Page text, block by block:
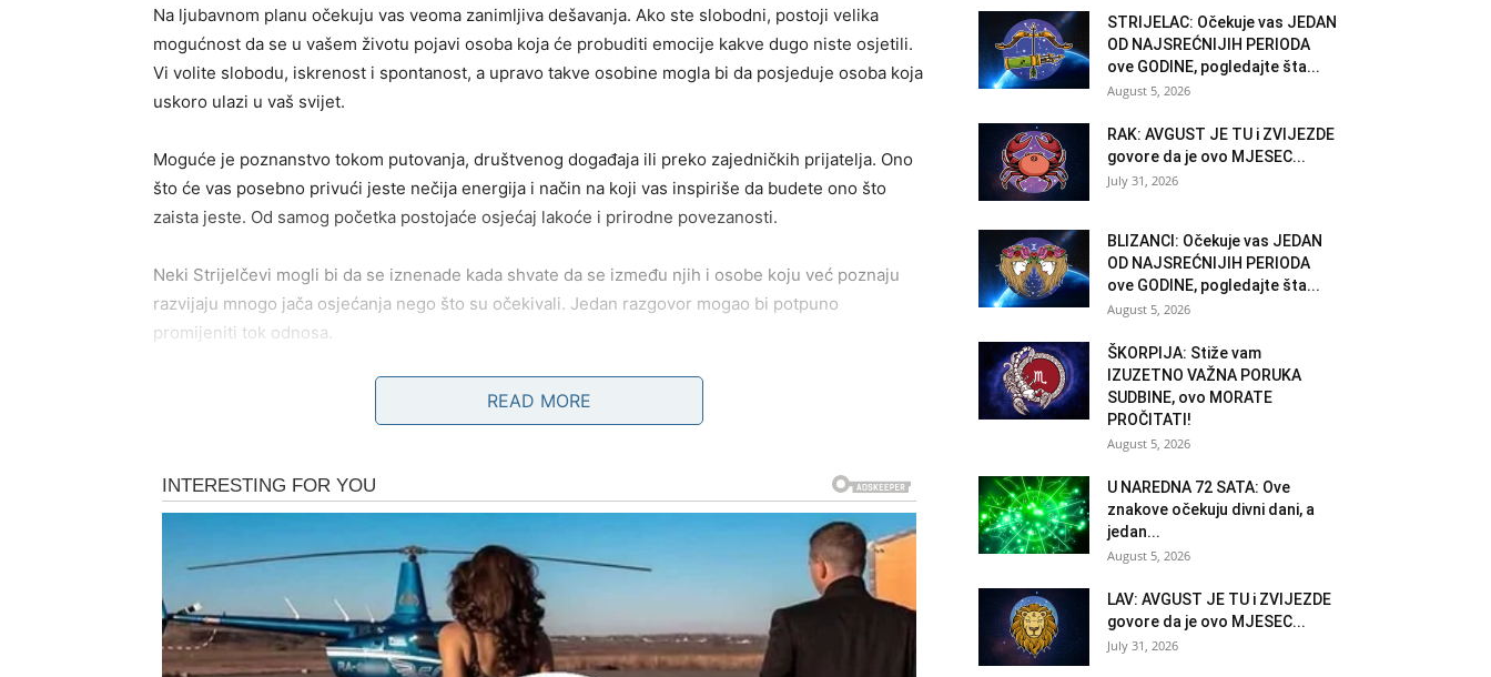
Na ljubavnom planu očekuju vas veoma zanimljiva dešavanja. Ako ste slobodni, postoji velika
mogućnost da se u vašem životu pojavi osoba koja će probuditi emocije kakve dugo niste osjetili.
Vi volite slobodu, iskrenost i spontanost, a upravo takve osobine mogla bi da posjeduje osoba koja
uskoro ulazi u vaš svijet.
Moguće je poznanstvo tokom putovanja, društvenog događaja ili preko zajedničkih prijatelja. Ono
što će vas posebno privući jeste nečija energija i način na koji vas inspiriše da budete ono što
zaista jeste. Od samog početka postojaće osjećaj lakoće i prirodne povezanosti.
Neki Strijelčevi mogli bi da se iznenade kada shvate da se između njih i osobe koju već poznaju
razvijaju mnogo jača osjećanja nego što su očekivali. Jedan razgovor mogao bi potpuno
promijeniti tok odnosa.
Za zauzete pripadnike ovog znaka dolazi period osvježenja u vezi ili braku. Ako je rutina počela da
utiče na odnos, sada dolaze trenuci koji će vas ponovo zbližiti. Partner će pokazati više
Finansije se popravljaju kroz neočekivane prilike
Kada je riječ o novcu, pred vama je period koji može donijeti veliko olakšanje. Možda ste imali
osjećaj da određene finansijske želje stoje na mjestu ili da troškovi dolaze brže nego prihodi.
Međutim, sudbina vam sada šalje priliku koja bi mogla promijeniti takvu situaciju.
READ MORE
STRIJELAC: Očekuje vas JEDAN
OD NAJSREĆNIJIH PERIODA
ove GODINE, pogledajte šta...
August 5, 2026
RAK: AVGUST JE TU i ZVIJEZDE
govore da je ovo MJESEC...
July 31, 2026
BLIZANCI: Očekuje vas JEDAN
OD NAJSREĆNIJIH PERIODA
ove GODINE, pogledajte šta...
August 5, 2026
ŠKORPIJA: Stiže vam
IZUZETNO VAŽNA PORUKA
SUDBINE, ovo MORATE
PROČITATI!
August 5, 2026
U NAREDNA 72 SATA: Ove
znakove očekuju divni dani, a
jedan...
August 5, 2026
LAV: AVGUST JE TU i ZVIJEZDE
govore da je ovo MJESEC...
July 31, 2026